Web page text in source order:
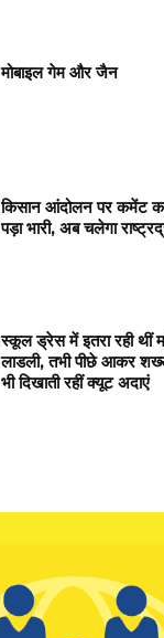
मोबाइल गेम और जैन
किसान आंदोलन पर कमेंट
पड़ा भारी, अब चलेगा
स्कूल ड्रेस में इतरा रही थीं
लाडली, तभी पीछे आकर
भी दिखाती रहीं क्यूट अदाएं